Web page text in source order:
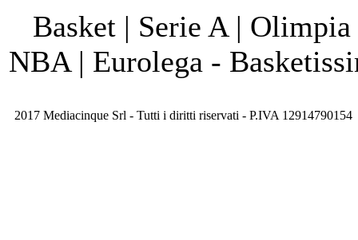
Basket | Serie A |
NBA | Eurolega -
2017 Mediacinque Srl - Tutti i diritti riservati - P.IVA 12914790154